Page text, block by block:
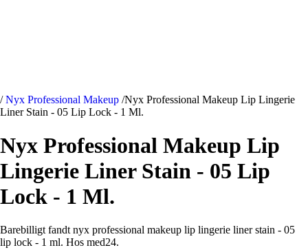
/ Nyx Professional Makeup /Nyx Professional Makeup Lip Lingerie
Liner Stain - 05 Lip Lock - 1 Ml.
Nyx Professional Makeup Lip
Lingerie Liner Stain - 05 Lip
Lock - 1 Ml.
Barebilligt fandt nyx professional makeup lip lingerie liner stain - 05
lip lock - 1 ml. Hos med24.